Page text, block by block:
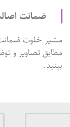
ضمانت
مشیر خلوت
مطابق تصاویر و
بینید.